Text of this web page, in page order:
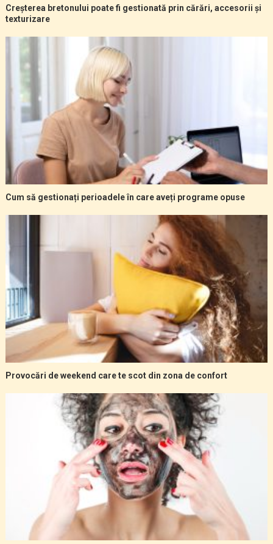
Creșterea bretonului poate fi gestionată prin cărări, accesorii și
texturizare
Cum să gestionați perioadele în care aveți programe opuse
Provocări de weekend care te scot din zona de confort